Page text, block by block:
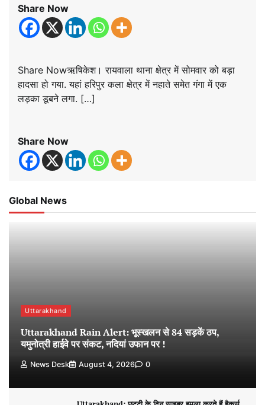
Share Now
Share Nowऋषिकेश। रायवाला थाना क्षेत्र में सोमवार को बड़ा
हादसा हो गया. यहां हरिपुर कला क्षेत्र में नहाते समेत गंगा में एक
लड़का डूबने लगा. […]
Share Now
Global News
Uttarakhand
Uttarakhand Rain Alert: भूस्खलन से 84 सड़कें ठप,
यमुनोत्री हाईवे पर संकट, नदियां उफान पर !
News Desk August 4, 2026 0